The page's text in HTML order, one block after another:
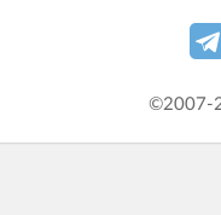
©2007-